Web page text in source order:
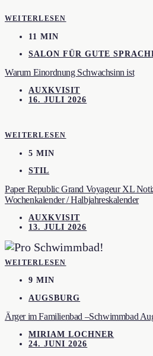
WEITERLESEN
11 MIN
SALON FÜR GUTE
Warum Einordnung Schwachsinn ist
AUXKVISIT
16. JULI 2026
WEITERLESEN
5 MIN
STIL
Paper Republic Grand Voyageur XL
Wochenkalender / Halbjahreskalender
AUXKVISIT
13. JULI 2026
WEITERLESEN
9 MIN
AUGSBURG
Ärger im Familienbad –Schwimmbad
MIRIAM LOCHNER
24. JUNI 2026